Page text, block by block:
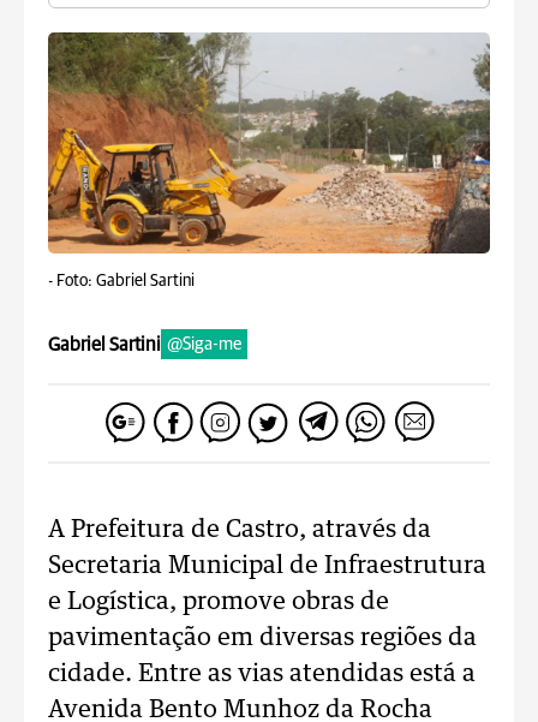
- Foto: Gabriel Sartini
Gabriel Sartini @Siga-me
A Prefeitura de Castro, através da
Secretaria Municipal de Infraestrutura
e Logística, promove obras de
pavimentação em diversas regiões da
cidade. Entre as vias atendidas está a
Avenida Bento Munhoz da Rocha